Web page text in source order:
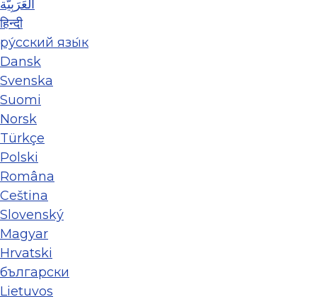
العَرَبِيَّة
हिन्दी
ру́сский язы́к
Dansk
Svenska
Suomi
Norsk
Türkçe
Polski
Româna
Ceština
Slovenský
Magyar
Hrvatski
български
Lietuvos